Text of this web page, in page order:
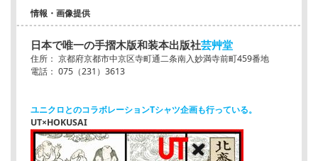
情報・画像提供
日本で唯一の手摺木版和装本出版社芸艸堂
住所： 京都府京都市中京区寺町通二条南入妙満寺前町459番地
電話： 075（231）3613
ユニクロとのコラボレーションTシャツ企画も行っている。
UT×HOKUSAI